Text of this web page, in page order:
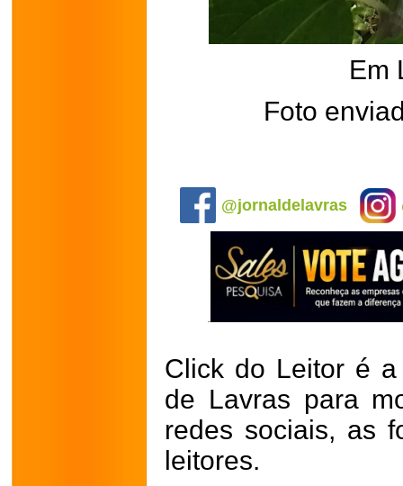
Em
Foto
@jornaldelavras
Click do Leitor é
de Lavras para
redes sociais, as
leitores.